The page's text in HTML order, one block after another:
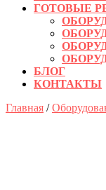
ГОТОВЫЕ
БЛОГ
КОНТАКТЫ
КНОПКА
Главная /